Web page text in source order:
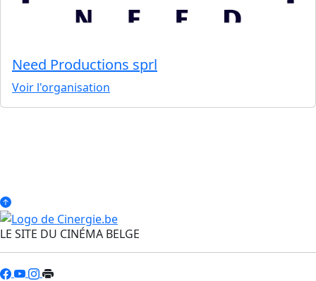
Need Productions sprl
Voir l'organisation
LE SITE DU CINÉMA BELGE